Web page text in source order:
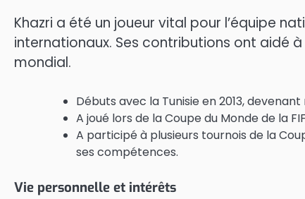
Khazri a été un joueur vital pour l’équipe
internationaux. Ses contributions ont aidé
mondial.
Débuts avec la Tunisie en 2013,
A joué lors de la Coupe du Monde de la
A participé à plusieurs tournois de la
ses compétences.
Vie personnelle et intérêts